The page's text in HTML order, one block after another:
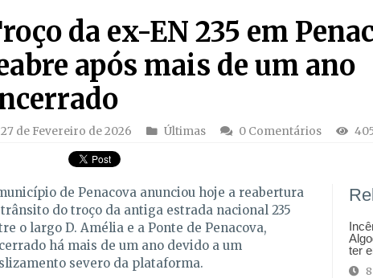
da ex-EN 235 em
após mais de um ano
27 de Fevereiro de 2026 Últimas 0 Comentários
ter
de Penacova anunciou hoje a reabertura
trânsito do troço da antiga estrada nacional 235
o largo D. Amélia e a Ponte de Penacova,
há mais de um ano devido a um
severo da plataforma.